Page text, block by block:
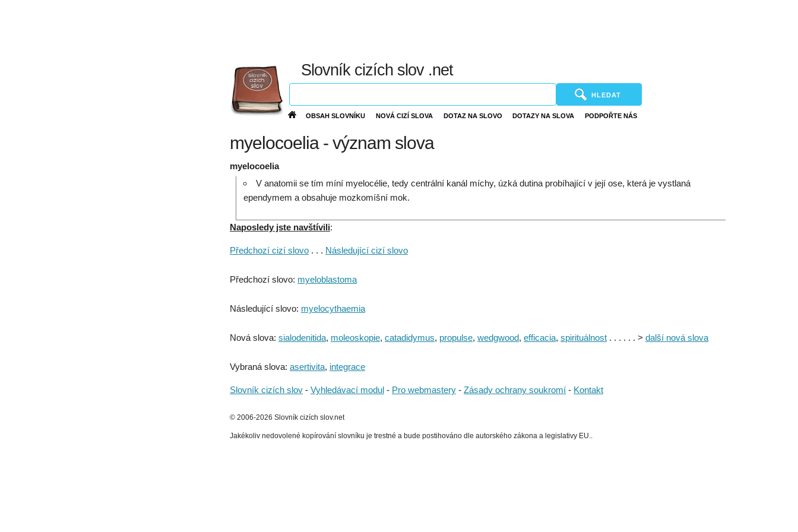
Slovník cizích slov .net
HLEDAT
OBSAH SLOVNÍKU NOVÁ CIZÍ SLOVA DOTAZ NA SLOVO DOTAZY NA SLOVA PODPOŘTE NÁS
myelocoelia - význam slova
myelocoelia
V anatomii se tím míní myelocélie, tedy centrální kanál míchy, úzká dutina probíhající v její ose, která je vystlaná
ependymem a obsahuje mozkomíšní mok.
Naposledy jste navštívili:
Předchozí cizí slovo . . . Následující cizí slovo
Předchozí slovo: myeloblastoma
Následující slovo: myelocythaemia
Nová slova: sialodenitida, moleoskopie, catadidymus, propulse, wedgwood, efficacia, spirituálnost . . . . . . > další nová slova
Vybraná slova: asertivita, integrace
Slovník cizích slov - Vyhledávací modul - Pro webmastery - Zásady ochrany soukromí - Kontakt
© 2006-2026 Slovník cizích slov.net
Jakékoliv nedovolené kopírování slovníku je trestné a bude postihováno dle autorského zákona a legislativy EU..